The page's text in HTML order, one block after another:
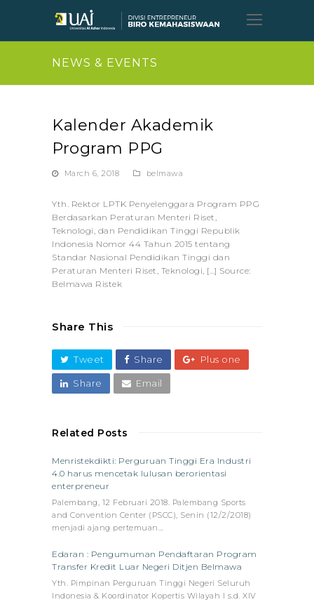
Open
Mobile
NEWS & EVENTS
Kalender Akademik
Program PPG
March 6, 2018 belmawa
Yth. Rektor LPTK Penyelenggara Program PPG
Berdasarkan Peraturan Menteri Riset,
Teknologi, dan Pendidikan Tinggi Republik
Indonesia Nomor 44 Tahun 2015 tentang
Standar Nasional Pendidikan Tinggi dan
Peraturan Menteri Riset, Teknologi, […] Source:
Belmawa Ristek
Share This
Tweet Share Plus one
Share Email
Related Posts
Menristekdikti: Perguruan Tinggi Era Industri
4.0 harus mencetak lulusan berorientasi
enterpreneur
Palembang, 12 Februari 2018. Palembang Sports
and Convention Center (PSCC), Senin (12/2/2018)
menjadi ajang pertemuan…
Edaran : Pengumuman Pendaftaran Program
Transfer Kredit Luar Negeri Ditjen Belmawa
Yth. Pimpinan Perguruan Tinggi Negeri Seluruh
Indonesia & Koordinator Kopertis Wilayah I s.d. XIV